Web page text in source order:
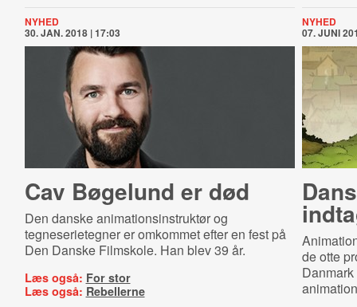
NYHED
30. JAN. 2018 | 17:03
Cav Bøgelund er død
Den danske animationsinstruktør og
tegneserietegner er omkommet efter en fest på
Den Danske Filmskole. Han blev 39 år.
Læs også: For stor
Læs også: Rebellerne
NYHED
07. JUNI
de otte